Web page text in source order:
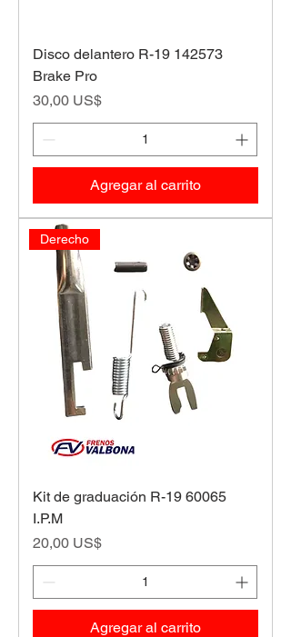
Disco delantero R-19 142573
Brake Pro
Precio
30,00 US$
Agregar al carrito
Derecho
Kit de graduación R-19 60065
I.P.M
Precio
20,00 US$
Agregar al carrito